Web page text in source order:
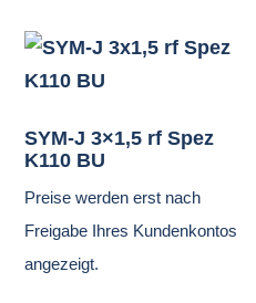
SYM-J 3×1,5 rf Spez
K110 BU
Preise werden erst nach
Freigabe Ihres Kundenkontos
angezeigt.